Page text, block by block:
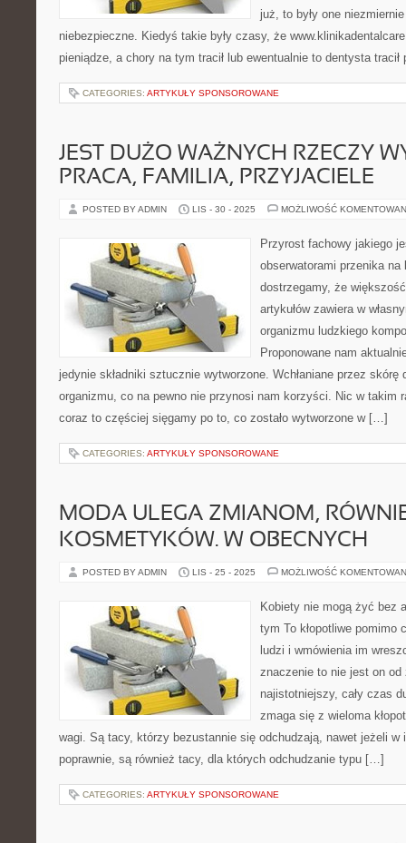
już, to były one
niebezpieczne. Kiedyś takie były czasy, że
pieniądze, a chory na tym tracił lub ewentualnie to dentysta
CATEGORIES: ARTYKUŁY SPONSOROWANE
JEST DUŻO WAŻNYCH RZECZY
PRACA, FAMILIA, PRZYJACIELE
POSTED BY ADMIN LIS - 30 - 2025 MOŻLIWOŚĆ
Przyrost fachowy jakiego
obserwatorami przenika na
dostrzegamy, że
artykułów zawiera w
organizmu ludzkiego
Proponowane nam
jedynie składniki sztucznie wytworzone. Wchłaniane przez skórę
organizmu, co na pewno nie przynosi nam korzyści. Nic w takim
coraz to częściej sięgamy po to, co zostało wytworzone w […]
CATEGORIES: ARTYKUŁY SPONSOROWANE
MODA ULEGA ZMIANOM,
KOSMETYKÓW. W OBECNYCH
POSTED BY ADMIN LIS - 25 - 2025 MOŻLIWOŚĆ
Kobiety nie mogą żyć bez
tym To kłopotliwe pomimo
ludzi i wmówienia im
znaczenie to nie jest on
najistotniejszy, cały czas
zmaga się z wieloma
wagi. Są tacy, którzy bezustannie się odchudzają, nawet jeżeli w
poprawnie, są również tacy, dla których odchudzanie typu […]
CATEGORIES: ARTYKUŁY SPONSOROWANE